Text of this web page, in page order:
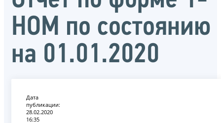
НОМ по состоянию
на 01.01.2020
Дата
публикации:
28.02.2020
16:35